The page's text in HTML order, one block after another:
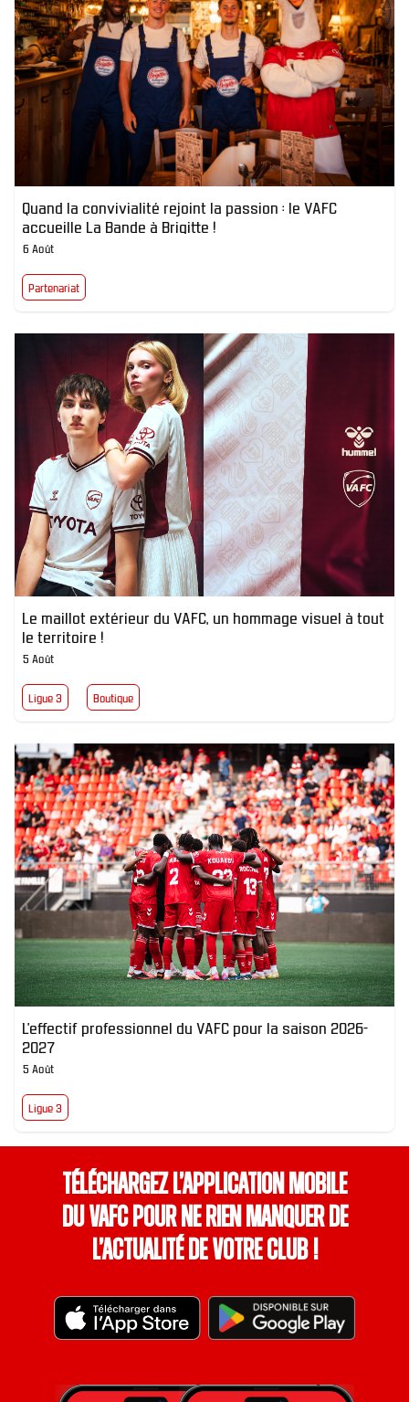
Quand la convivialité rejoint la passion : le VAFC
accueille La Bande à Brigitte !
6 Août
Partenariat
Le maillot extérieur du VAFC, un hommage visuel à tout
le territoire !
5 Août
Ligue 3 Boutique
L’effectif professionnel du VAFC pour la saison 2026-
2027
5 Août
Ligue 3
Téléchargez l’application mobile
du VAFC pour ne rien manquer de
l’actualité de votre club !